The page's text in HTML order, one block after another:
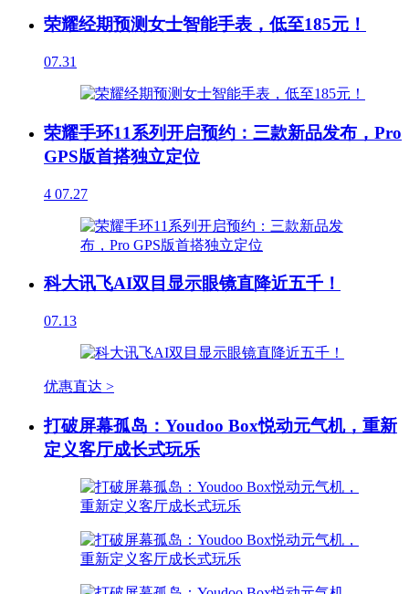
荣耀经期预测女士智能手表，低至185元！
07.31
荣耀手环11系列开启预约：三款新品发布，Pro
GPS版首搭独立定位
4 07.27
科大讯飞AI双目显示眼镜直降近五千！
07.13
优惠直达 >
打破屏幕孤岛：Youdoo Box悦动元气机，重新
定义客厅成长式玩乐